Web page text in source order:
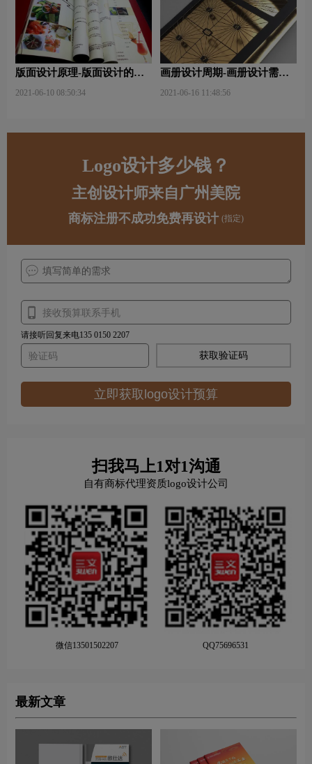
版面设计原理-版面设计的原
2021-06-10 08:50:34
画册设计周期-画册设计需要
2021-06-16 11:48:56
Logo设计多少钱？
主创设计师来自广州美院
商标注册不成功免费再设计 (指定)
请接听回复来电135 0150 2207
获取验证码
立即获取logo设计预算
扫我马上1对1沟通
自有商标代理资质logo设计公司
微信13501502207 QQ75696531
最新文章